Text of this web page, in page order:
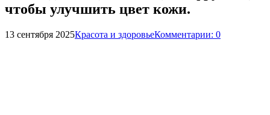
чтобы улучшить цвет кожи.
13 сентября 2025Красота и здоровьеКомментарии: 0